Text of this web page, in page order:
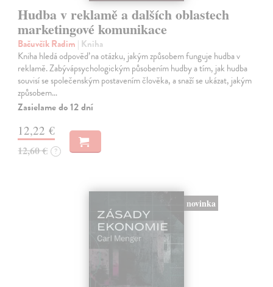
Hudba v reklamě a dalších oblastech
marketingové komunikace
Bačuvčík Radim | Kniha
Kniha hledá odpověď na otázku, jakým způsobem funguje hudba v
reklamě. Zabývápsychologickým působením hudby a tím, jak hudba
souvisí se společenským postavením člověka, a snaží se ukázat, jakým
způsobem…
Zasielame do 12 dní
12,22 €
12,60 € ?
novinka